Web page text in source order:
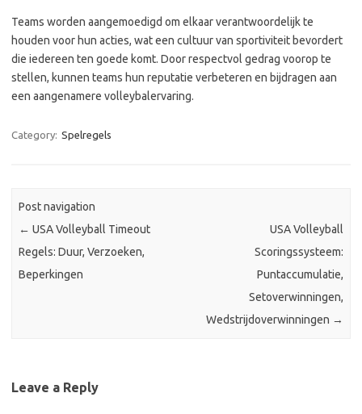
Teams worden aangemoedigd om elkaar verantwoordelijk te
houden voor hun acties, wat een cultuur van sportiviteit bevordert
die iedereen ten goede komt. Door respectvol gedrag voorop te
stellen, kunnen teams hun reputatie verbeteren en bijdragen aan
een aangenamere volleybalervaring.
Category: Spelregels
Post navigation
← USA Volleyball Timeout
Regels: Duur, Verzoeken,
Beperkingen
USA Volleyball
Scoringssysteem:
Puntaccumulatie,
Setoverwinningen,
Wedstrijdoverwinningen →
Leave a Reply